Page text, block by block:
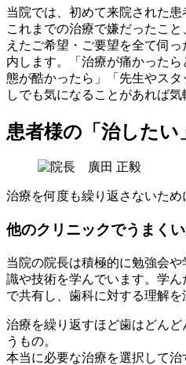
当院では、初めて来院された患
これまでの治療で嫌だったこ
えたご希望・ご要望を全て伺
内します。「治療が痛かった
態が酷かったら」「先生やス
しでも気になることがあれば気
患者様の「治した
治療を何度も繰り返さないため
他のクリニックでうまく
当院の院長は積極的に勉強会
識や技術を学んでいます。学
で共有し、歯科に対する理解を
治療を繰り返すほど歯はどん
うもの。
本当に必要な治療を選択して